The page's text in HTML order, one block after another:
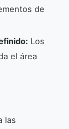
de
Los
el área
las